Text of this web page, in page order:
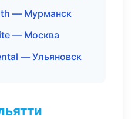
— Мурманск
— Москва
— Ульяновск